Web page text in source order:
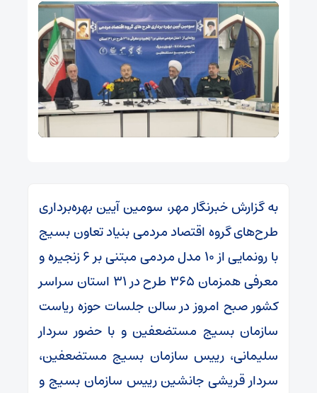
به گزارش خبرنگار مهر، سومین آیین بهره‌برداری
طرح‌های گروه اقتصاد مردمی بنیاد تعاون بسیج
با رونمایی از ۱۰ مدل مردمی مبتنی بر ۶ زنجیره و
معرفی همزمان ۳۶۵ طرح در ۳۱ استان سراسر
کشور صبح امروز در سالن جلسات حوزه ریاست
سازمان بسیج مستضعفین و با حضور سردار
سلیمانی، رییس سازمان بسیج مستضعفین،
سردار قریشی جانشین رییس سازمان بسیج و